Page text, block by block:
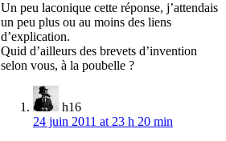
Un peu laconique cette réponse, j’attendais
un peu plus ou au moins des liens
d’explication.
Quid d’ailleurs des brevets d’invention
selon vous, à la poubelle ?
h16
24 juin 2011 at 23 h 20 min